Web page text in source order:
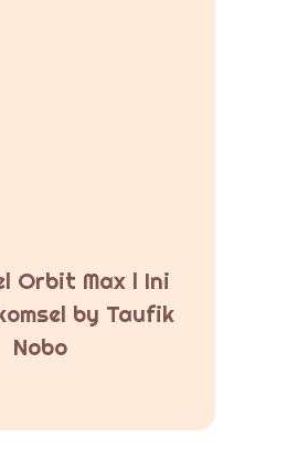
Orbit Max l Ini
by Taufik
Nobo